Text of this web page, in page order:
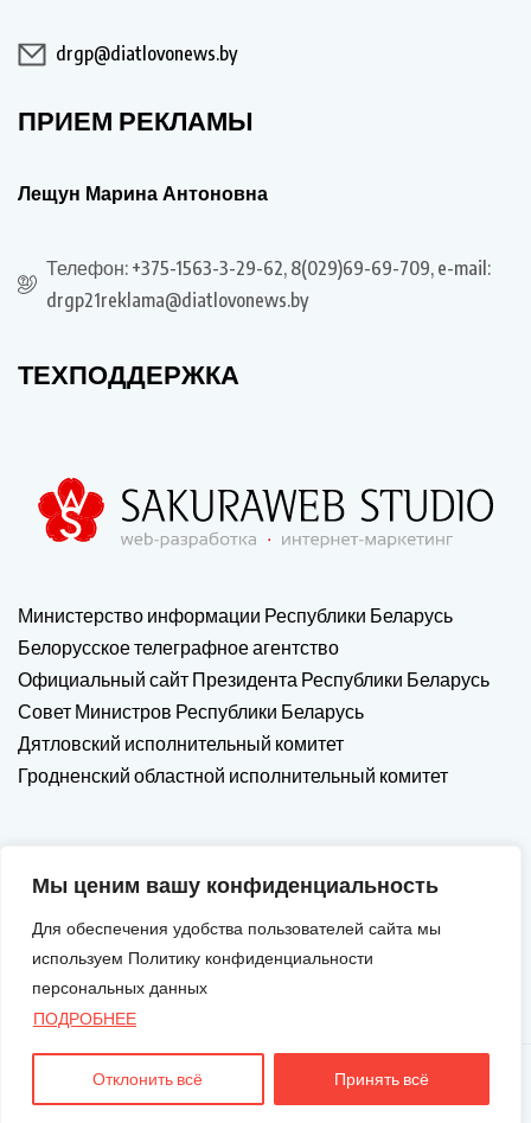
Мы ценим вашу конфиденциальность
Для обеспечения удобства пользователей сайта мы
используем Политику конфиденциальности
персональных данных
ПОДРОБНЕЕ
Отклонить всё Принять всё
drgp@diatlovonews.by
ПРИЕМ РЕКЛАМЫ
Лещун Марина Антоновна
Телефон: +375-1563-3-29-62, 8(029)69-69-709, e-mail:
drgp21reklama@diatlovonews.by
ТЕХПОДДЕРЖКА
Министерство информации Республики Беларусь
Белорусское телеграфное агентство
Официальный сайт Президента Республики Беларусь
Совет Министров Республики Беларусь
Дятловский исполнительный комитет
Гродненский областной исполнительный комитет
Авторские Права © 2026. Все Права Защищены.